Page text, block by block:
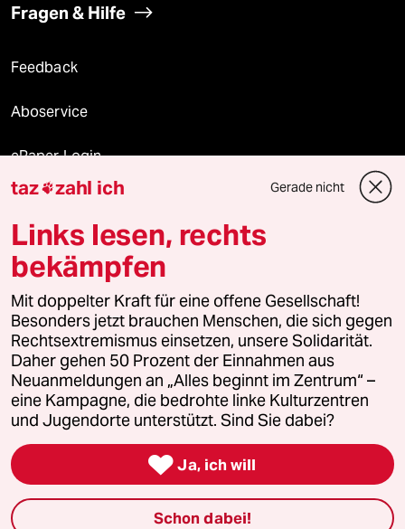
Fragen & Hilfe
Feedback
Aboservice
ePaper Login
Downloads für Abonnierende
© 2026 taz Verlags und Vertriebs GmbH
Alle Rechte vorbehalten. Bei rechtlichen Fragen oder für Genehmigungen
wenden Sie sich bitte an
lizenzen@taz.de
Feedback Redaktionsstatut Kommune-Richtlinien
Leitlinie Informant Datenschutz Impressum AGB
Seitenwende Einwilligungen widerrufen (Ads)
taz zahl ich Gerade nicht
Links lesen, rechts
bekämpfen
Mit doppelter Kraft für eine offene Gesellschaft!
Besonders jetzt brauchen Menschen, die sich gegen
Rechtsextremismus einsetzen, unsere Solidarität.
Daher gehen 50 Prozent der Einnahmen aus
Neuanmeldungen an „Alles beginnt im Zentrum“ –
eine Kampagne, die bedrohte linke Kulturzentren
und Jugendorte unterstützt. Sind Sie dabei?
 Ja, ich will
Schon dabei!